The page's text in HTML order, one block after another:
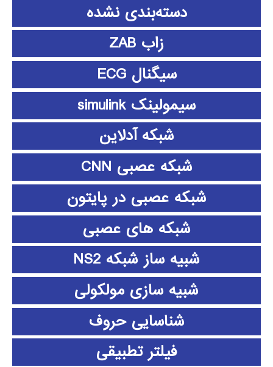
دسته‌بندی نشده
زاب ZAB
سیگنال ECG
سیمولینک simulink
شبکه آدلاین
شبکه عصبی CNN
شبکه عصبی در پایتون
شبکه های عصبی
شبیه ساز شبکه NS2
شبیه سازی مولکولی
شناسایی حروف
فیلتر تطبیقی